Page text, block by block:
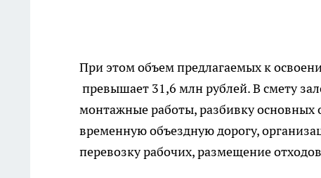
При этом объем предлагаемых к
превышает 31,6 млн рублей. В смету
монтажные работы, разбивку основных
временную объездную дорогу,
перевозку рабочих, размещение